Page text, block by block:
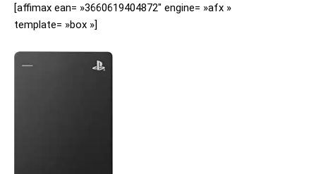
[affimax ean= »3660619404872″ engine= »afx »
template= »box »]